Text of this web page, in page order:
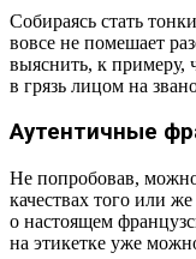
Собираясь стать
вовсе не помешает
выяснить, к примеру,
в грязь лицом на
Аутентичные
Не попробовав,
качествах того или
о настоящем
на этикетке уже